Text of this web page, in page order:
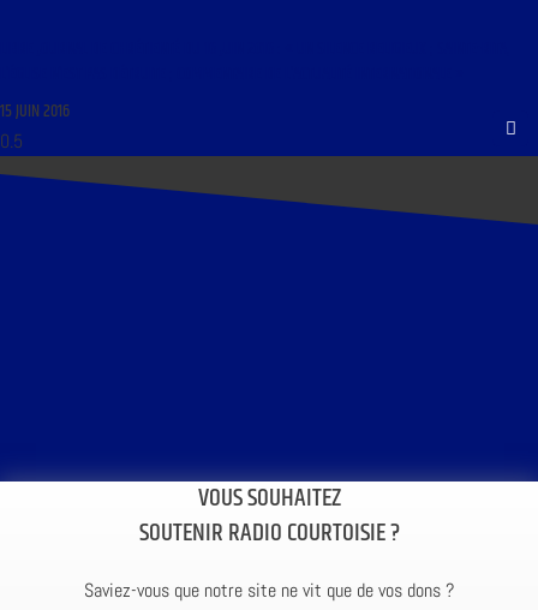
15 JUIN 2016
VOUS SOUHAITEZ
SOUTENIR RADIO COURTOISIE ?
Saviez-vous que notre site ne vit que de vos dons ?